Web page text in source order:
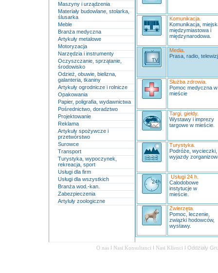
Maszyny i urządzenia
Materiały budowlane, stolarka,
ślusarka
Meble
Branża medyczna
Artykuły metalowe
Motoryzacja
Narzędzia i instrumenty
Oczyszczanie, sprzątanie,
środowisko
Odzież, obuwie, bielizna,
galanteria, tkaniny
Artykuły ogrodnicze i rolnicze
Opakowania
Papier, poligrafia, wydawnictwa
Pośrednictwo, doradztwo
Projektowanie
Reklama
Artykuły spożywcze i
przetwórstwo
Surowce
Transport
Turystyka, wypoczynek,
rekreacja, sport
Usługi dla firm
Usługi dla wszystkich
Branża wod.-kan.
Zabezpieczenia
Artyluły zoologiczne
Komunikacja.
Komunikacja,
międzymiastowa i
międzynarodowa.
Media.
Prasa, radio,
Służba zdrowia.
Pomoc medyczna
mieście
Targi, giełdy.
Wystawy i imprezy
targowe w mieście.
Turystyka.
Podróże, wycieczki,
wyjazdy
Usługi 24 h.
Calodobowe
instytucje w
mieście.
Zwierzęta.
Pomoc, leczenie,
związki hodowców,
wystawy.
O nas I Nasi Konsultanci I Nasi Klienci I Oddziały